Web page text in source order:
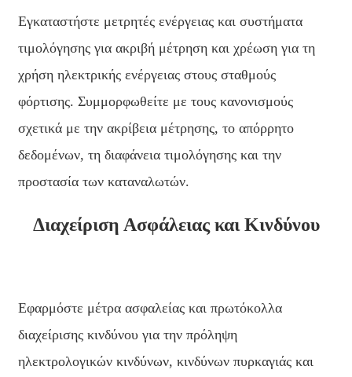
Basa Jawa
فارسی
Azərbaycan
العربية
繁體中文
Εγκαταστήστε μετρητές ενέργειας και συστήματα
τιμολόγησης για ακριβή μέτρηση και χρέωση για τη
χρήση ηλεκτρικής ενέργειας στους σταθμούς
φόρτισης. Συμμορφωθείτε με τους κανονισμούς
σχετικά με την ακρίβεια μέτρησης, το απόρρητο
δεδομένων, τη διαφάνεια τιμολόγησης και την
προστασία των καταναλωτών.
Διαχείριση Ασφάλειας και Κινδύνου
Εφαρμόστε μέτρα ασφαλείας και πρωτόκολλα
διαχείρισης κινδύνου για την πρόληψη
ηλεκτρολογικών κινδύνων, κινδύνων πυρκαγιάς και